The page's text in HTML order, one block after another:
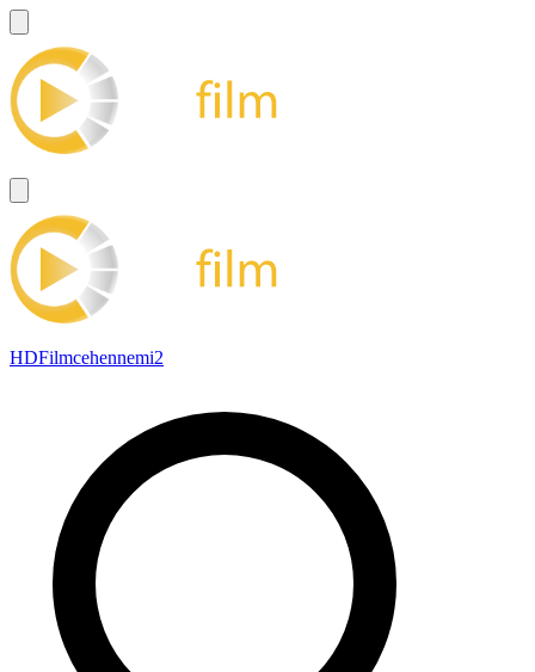
HDFilmcehennemi2